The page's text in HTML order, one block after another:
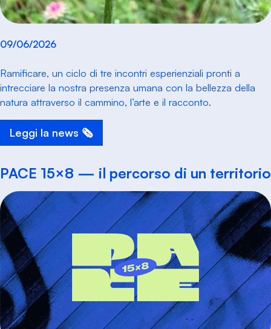
09/06/2026
Ramificare, un ciclo di tre incontri esperienziali pronti a
intrecciare la nostra presenza umana con la bellezza della
natura attraverso il cammino, l’arte e il racconto.
Leggi la news 🗞️
PACE 15×8 — il percorso di un territorio